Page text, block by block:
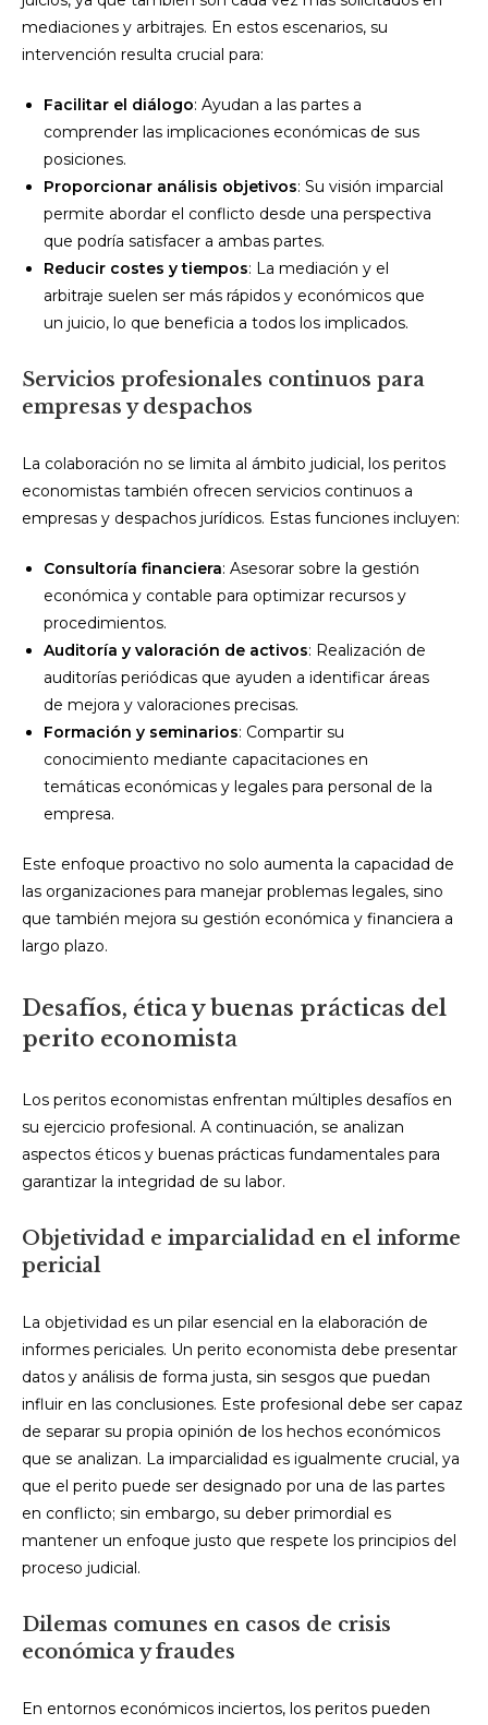
mediaciones y arbitrajes. En estos escenarios, su
intervención resulta crucial para:
Facilitar el diálogo: Ayudan a las partes a
comprender las implicaciones económicas de sus
posiciones.
Proporcionar análisis objetivos: Su visión imparcial
permite abordar el conflicto desde una perspectiva
que podría satisfacer a ambas partes.
Reducir costes y tiempos: La mediación y el
arbitraje suelen ser más rápidos y económicos que
un juicio, lo que beneficia a todos los implicados.
Servicios profesionales continuos para
empresas y despachos
La colaboración no se limita al ámbito judicial, los peritos
economistas también ofrecen servicios continuos a
empresas y despachos jurídicos. Estas funciones incluyen:
Consultoría financiera: Asesorar sobre la gestión
económica y contable para optimizar recursos y
procedimientos.
Auditoría y valoración de activos: Realización de
auditorías periódicas que ayuden a identificar áreas
de mejora y valoraciones precisas.
Formación y seminarios: Compartir su
conocimiento mediante capacitaciones en
temáticas económicas y legales para personal de la
empresa.
Este enfoque proactivo no solo aumenta la capacidad de
las organizaciones para manejar problemas legales, sino
que también mejora su gestión económica y financiera a
largo plazo.
Desafíos, ética y buenas prácticas del
perito economista
Los peritos economistas enfrentan múltiples desafíos en
su ejercicio profesional. A continuación, se analizan
aspectos éticos y buenas prácticas fundamentales para
garantizar la integridad de su labor.
Objetividad e imparcialidad en el informe
pericial
La objetividad es un pilar esencial en la elaboración de
informes periciales. Un perito economista debe presentar
datos y análisis de forma justa, sin sesgos que puedan
influir en las conclusiones. Este profesional debe ser capaz
de separar su propia opinión de los hechos económicos
que se analizan. La imparcialidad es igualmente crucial, ya
que el perito puede ser designado por una de las partes
en conflicto; sin embargo, su deber primordial es
mantener un enfoque justo que respete los principios del
proceso judicial.
Dilemas comunes en casos de crisis
económica y fraudes
En entornos económicos inciertos, los peritos pueden